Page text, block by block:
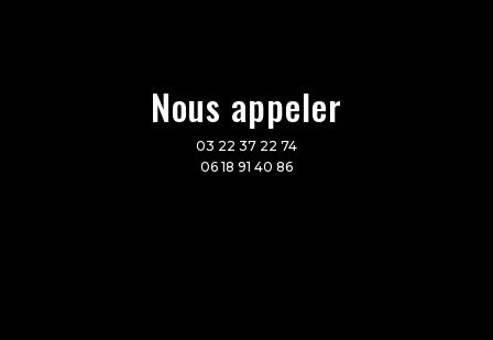
Nous appeler
03 22 37 22 74
06 18 91 40 86